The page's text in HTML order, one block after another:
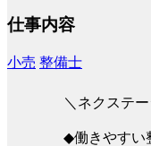
仕事内容
小売 整備士
＼ネクステ
◆働きやすい